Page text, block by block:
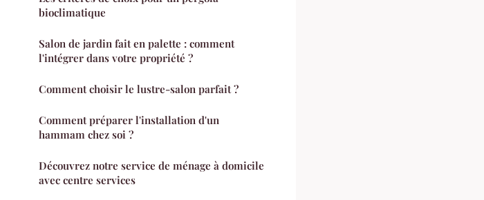
bioclimatique
Salon de jardin fait en palette : comment
l'intégrer dans votre propriété ?
Comment choisir le lustre-salon parfait ?
Comment préparer l'installation d'un
hammam chez soi ?
Découvrez notre service de ménage à domicile
avec centre services